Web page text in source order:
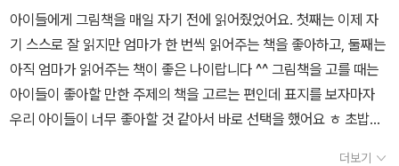
타츠야 가 만들고 쓴 전작<작고 작고 큰> 책도 도서관에서 빌려 읽었
습니다. 그 책에서도 일상에서 볼 수 있는 빨래집게, 칫솔, 안경, 투명
테이프, 탬버린, 실로폰, 하모니카, 리코더, 김밥 등으로 여러가지를
만들어요. 와~~ 어떻게 이런 생각을 했는지 놀랄 뿐입니다. 머리 굳
은 성인들에게도 새로움을 줄 수 있는 책, 창의력을 키워주고픈 아이
흔히 보는 작디작은 사물을 보면서 즐겁고 재미있는 상상을 할 수 있
는 미니어처 세상!아이들과 함께 타나카타츠야의 미니어처 세상에 빠
져보세요~​#서평 #토토북 #초밥이옷을사러갔어요 #미니어처북 #
미니어처 #타나카타츠야 #초밥 #투들맘 #책육아 #그림책 #육아일
상 #독서 #티키타카형제 #독서시간
아이들에게 그림책을 매일 자기 전에 읽어줬었어요. 첫째는 이제 자
기 스스로 잘 읽지만 엄마가 한 번씩 읽어주는 책을 좋아하고, 둘째는
아직 엄마가 읽어주는 책이 좋은 나이랍니다 ^^ 그림책을 고를 때는
아이들이 좋아할 만한 주제의 책을 고르는 편인데 표지를 보자마자
우리 아이들이 너무 좋아할 것 같아서 바로 선택을 했어요 ㅎ 초밥을
더보기